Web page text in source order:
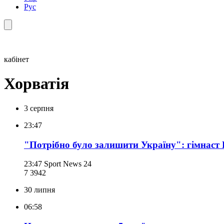
Рус
кабінет
Хорватія
3 серпня
23:47
"Потрібно було залишити Україну": гімнаст
23:47 Sport News 24
7 3942
30 липня
06:58